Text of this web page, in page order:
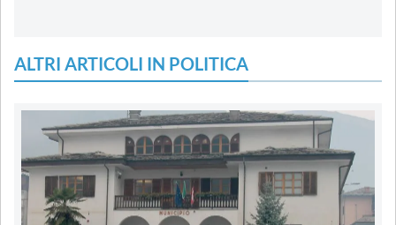
ALTRI ARTICOLI IN POLITICA